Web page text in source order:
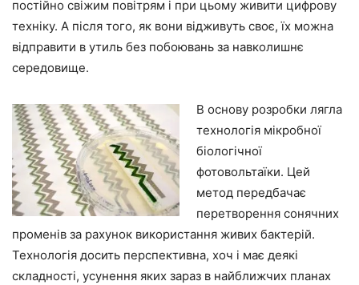
постійно свіжим повітрям і при цьому живити цифрову
техніку. А після того, як вони відживуть своє, їх можна
відправити в утиль без побоювань за навколишнє
середовище.
В основу розробки лягла
технологія мікробної
біологічної
фотовольтаїки. Цей
метод передбачає
перетворення сонячних
променів за рахунок використання живих бактерій.
Технологія досить перспективна, хоч і має деякі
складності, усунення яких зараз в найближчих планах